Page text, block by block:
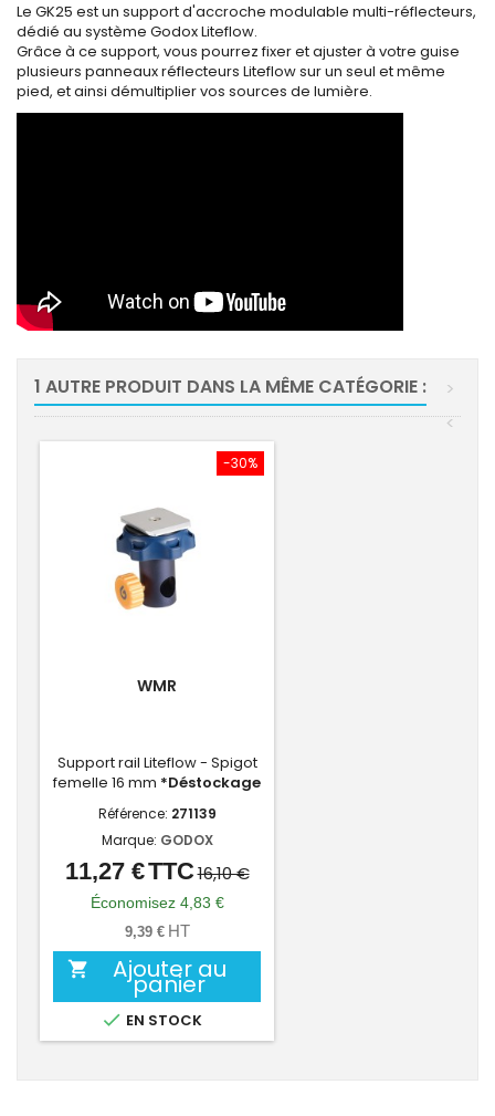
Le GK25 est un support d'accroche modulable multi-réflecteurs,
dédié au système Godox Liteflow.
Grâce à ce support, vous pourrez fixer et ajuster à votre guise
plusieurs panneaux réflecteurs Liteflow sur un seul et même
pied, et ainsi démultiplier vos sources de lumière.
1 AUTRE PRODUIT DANS LA MÊME CATÉGORIE :
>
<
-30%
WMR
Support rail Liteflow - Spigot
femelle 16 mm *Déstockage
Référence: 271139
Marque: GODOX
Prix
Prix
de
base
11,27 €TTC16,10 €
Économisez 4,83 €
9,39 € HT
 Ajouter au
panier
 EN STOCK